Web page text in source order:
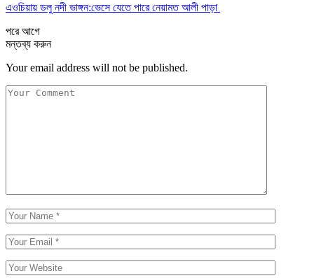
এওচিয়ায় ডলু নদী ভাঙ্গন:ভেসে যেতে পারে নেয়ামত আলী পাড়া
পরেআগে
মন্তব্য করুন
Your email address will not be published.